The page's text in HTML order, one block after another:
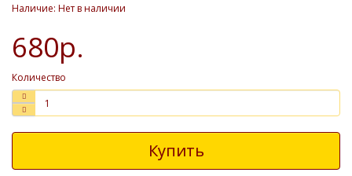
Наличие: Нет в наличии
680р.
Количество
Купить